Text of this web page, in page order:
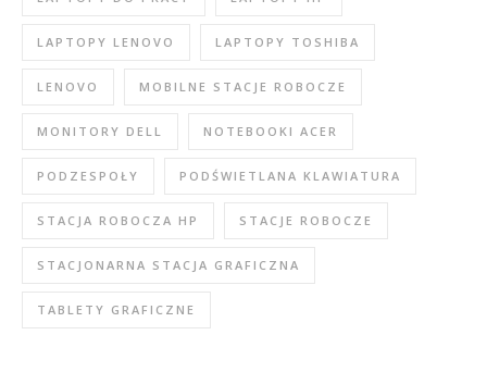
LAPTOPY LENOVO LAPTOPY TOSHIBA
LENOVO MOBILNE STACJE ROBOCZE
MONITORY DELL NOTEBOOKI ACER
PODZESPOŁY PODŚWIETLANA KLAWIATURA
STACJA ROBOCZA HP STACJE ROBOCZE
STACJONARNA STACJA GRAFICZNA
TABLETY GRAFICZNE